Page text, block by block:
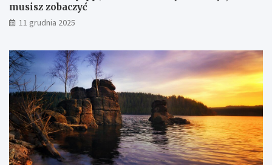
m
?
musisz zobaczyć
11 grudnia 2025